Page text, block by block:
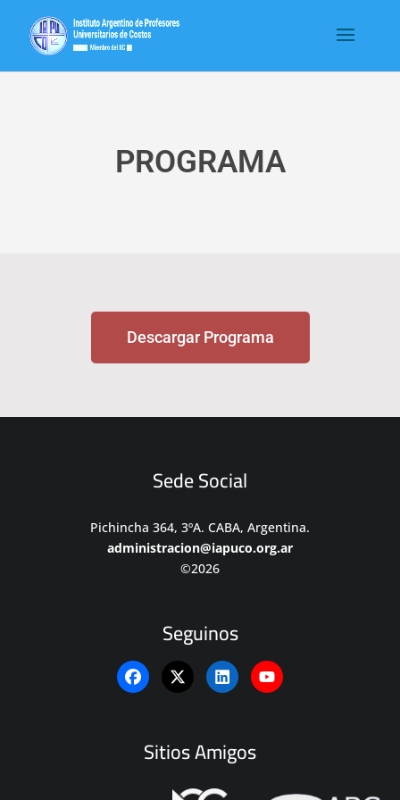
PROGRAMA
Descargar Programa
Sede Social
Pichincha 364, 3ºA. CABA, Argentina.
administracion@iapuco.org.ar
©2026
Seguinos
Sitios Amigos